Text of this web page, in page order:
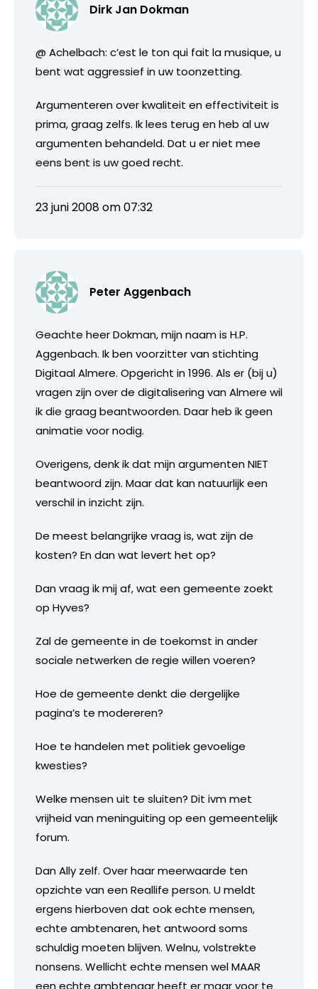
Dirk Jan Dokman
@ Achelbach: c’est le ton qui fait la musique, u
bent wat aggressief in uw toonzetting.
Argumenteren over kwaliteit en effectiviteit is
prima, graag zelfs. Ik lees terug en heb al uw
argumenten behandeld. Dat u er niet mee
eens bent is uw goed recht.
23 juni 2008 om 07:32
Peter Aggenbach
Geachte heer Dokman, mijn naam is H.P.
Aggenbach. Ik ben voorzitter van stichting
Digitaal Almere. Opgericht in 1996. Als er (bij u)
vragen zijn over de digitalisering van Almere wil
ik die graag beantwoorden. Daar heb ik geen
animatie voor nodig.
Overigens, denk ik dat mijn argumenten NIET
beantwoord zijn. Maar dat kan natuurlijk een
verschil in inzicht zijn.
De meest belangrijke vraag is, wat zijn de
kosten? En dan wat levert het op?
Dan vraag ik mij af, wat een gemeente zoekt
op Hyves?
Zal de gemeente in de toekomst in ander
sociale netwerken de regie willen voeren?
Hoe de gemeente denkt die dergelijke
pagina’s te modereren?
Hoe te handelen met politiek gevoelige
kwesties?
Welke mensen uit te sluiten? Dit ivm met
vrijheid van meninguiting op een gemeentelijk
forum.
Dan Ally zelf. Over haar meerwaarde ten
opzichte van een Reallife person. U meldt
ergens hierboven dat ook echte mensen,
echte ambtenaren, het antwoord soms
schuldig moeten blijven. Welnu, volstrekte
nonsens. Wellicht echte mensen wel MAAR
een echte ambtenaar heeft er maar voor te